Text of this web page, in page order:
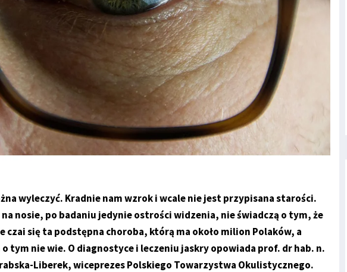
wyleczyć. Kradnie nam wzrok i wcale nie jest przypisana starości.
nosie, po badaniu jedynie ostrości widzenia, nie świadczą o tym, że
czai się ta podstępna choroba, którą ma około milion Polaków, a
o tym nie wie. O diagnostyce i leczeniu jaskry opowiada prof. dr hab. n.
Liberek, wiceprezes Polskiego Towarzystwa Okulistycznego.